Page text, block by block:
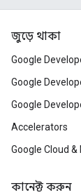
জুড়ে থাকা
Google
Google
Google
Accelerators
Google Cloud &
কানেক্ট করুন